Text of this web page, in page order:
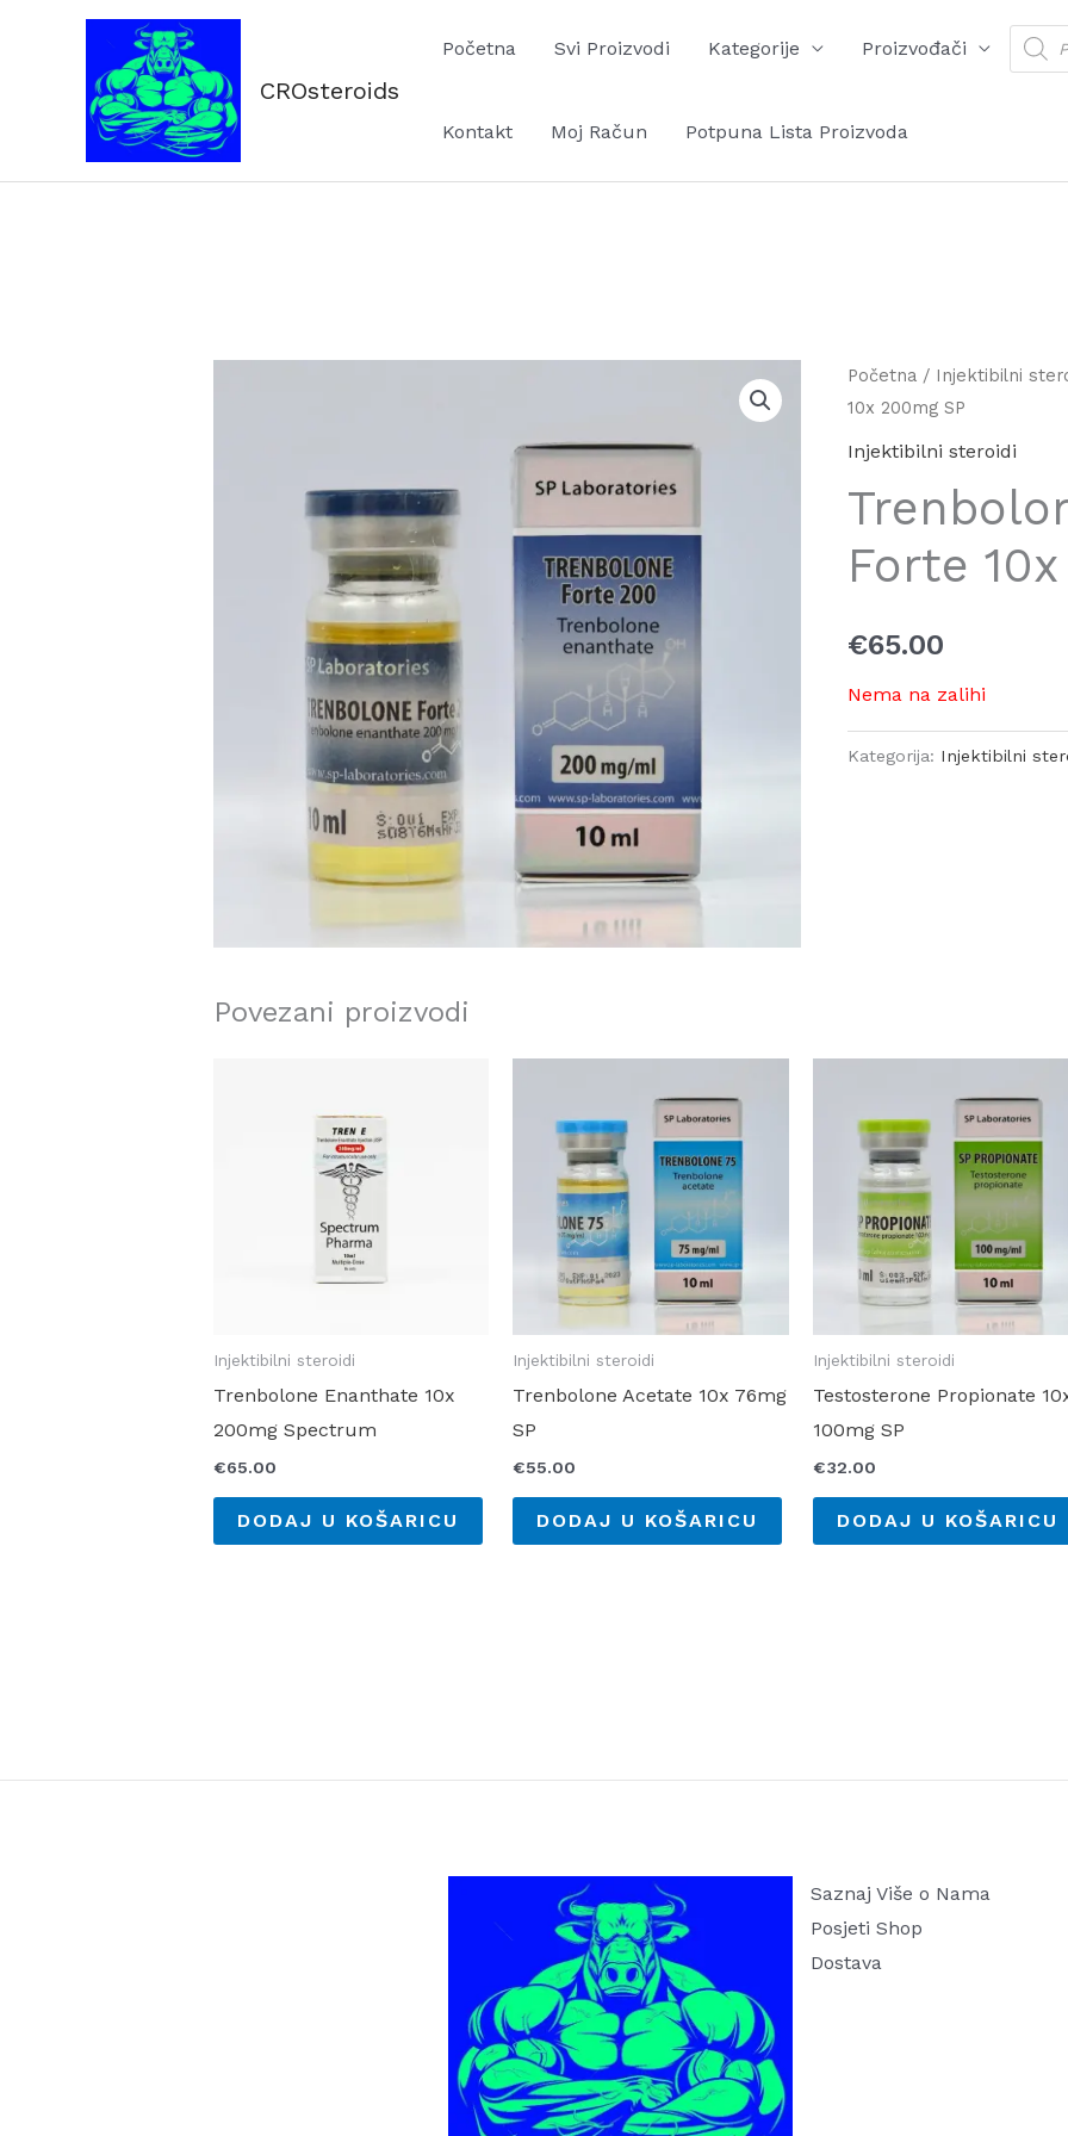
CROsteroids
Početna Svi Proizvodi Kategorije Proizvođači
Kontakt Moj Račun Potpuna Lista Proizvoda
Početna / Injektibilni
10x 200mg SP
Injektibilni steroidi
Forte
€65.00
Nema na zalihi
Kategorija: Injektibilni
Povezani proizvodi
Injektibilni steroidi
Trenbolone Enanthate 10x
200mg Spectrum
€65.00
DODAJ U KOŠARICU
Injektibilni steroidi
Trenbolone Acetate 10x 76mg
SP
€55.00
DODAJ U KOŠARICU
Injektibilni steroidi
Testosterone Propionate
100mg SP
€32.00
DODAJ U KOŠARICU
Saznaj Više o Nama
Posjeti Shop
Dostava